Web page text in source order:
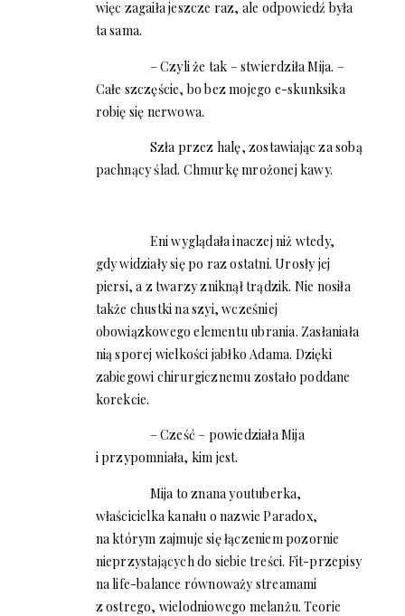
więc zagaiła jeszcze raz, ale odpowiedź była
ta sama.
– Czyli że tak – stwierdziła Mija. –
Całe szczęście, bo bez mojego e-skunksika
robię się nerwowa.
Szła przez halę, zostawiając za sobą
pachnący ślad. Chmurkę mrożonej kawy.
Eni wyglądała inaczej niż wtedy,
gdy widziały się po raz ostatni. Urosły jej
piersi, a z twarzy zniknął trądzik. Nie nosiła
także chustki na szyi, wcześniej
obowiązkowego elementu ubrania. Zasłaniała
nią sporej wielkości jabłko Adama. Dzięki
zabiegowi chirurgicznemu zostało poddane
korekcie.
– Cześć – powiedziała Mija
i przypomniała, kim jest.
Mija to znana youtuberka,
właścicielka kanału o nazwie Paradox,
na którym zajmuje się łączeniem pozornie
nieprzystających do siebie treści. Fit-przepisy
na life-balance równoważy streamami
z ostrego, wielodniowego melanżu. Teorie